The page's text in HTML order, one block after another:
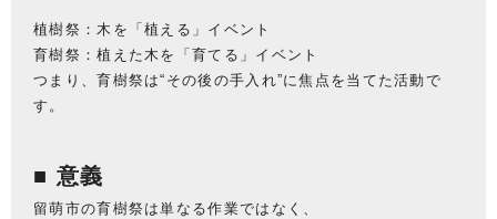
植樹祭：木を「植える」イベント
育樹祭：植えた木を「育てる」イベント
つまり、育樹祭は“その後の手入れ”に焦点を当てた活動で
す。
■ 意義
留萌市の育樹祭は単なる作業ではなく、